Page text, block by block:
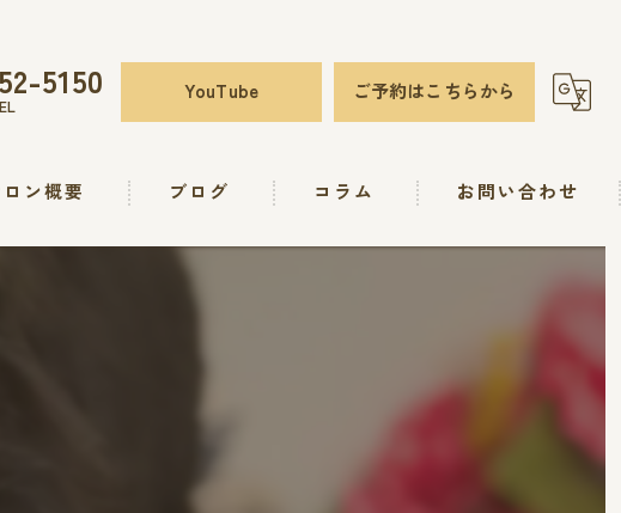
5150 YouTube ご予約はこちらから
ン概要 ブログ コラム お問い合わせ